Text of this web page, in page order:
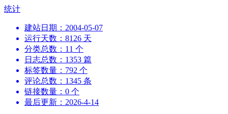
跳
统计
建站日期：2004-05-07
运行天数：8126 天
分类总数：11 个
日志总数：1353 篇
标签数量：792 个
评论总数：1345 条
链接数量：0 个
最后更新：2026-4-14